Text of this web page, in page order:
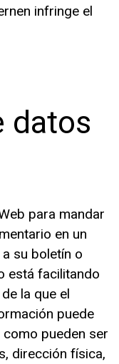
infringe el
datos
para mandar
en un
su boletín o
está facilitando
la que el
puede
pueden ser
dirección física,